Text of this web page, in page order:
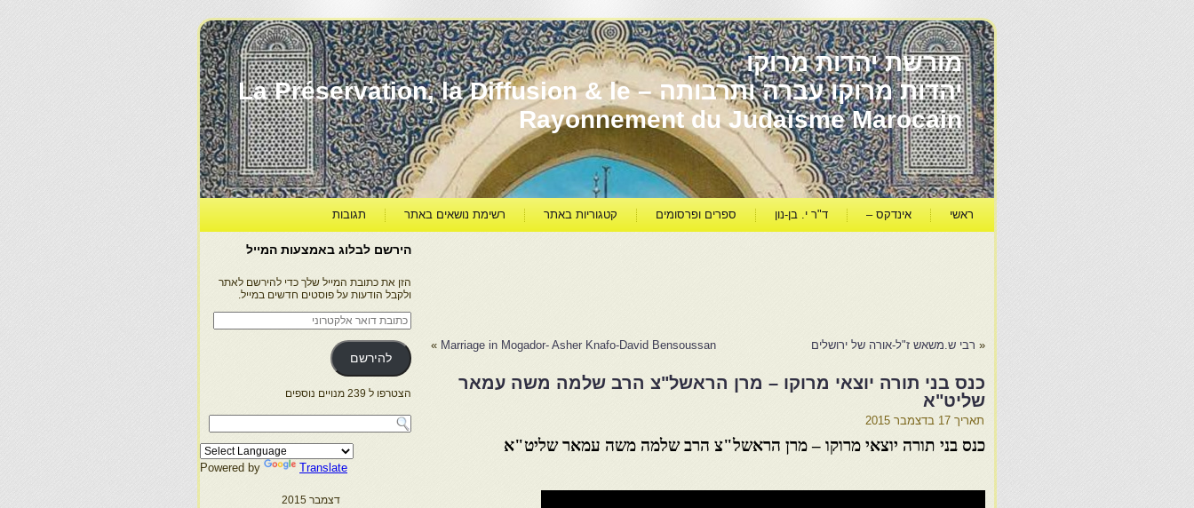
מורשת יהדות מרוקו
יהדות מרוקו עברה ותרבותה – La Préservation, la Diffusion & le
Rayonnement du Judaïsme Marocain
ראשי אינדקס – ד"ר י. בן-נון ספרים ופרסומים קטגוריות באתר רשימת נושאים באתר תגובות
« רבי ש.משאש ז"ל-אורה של ירושלים Marriage in Mogador- Asher Knafo-David Bensoussan
»
כנס בני תורה יוצאי מרוקו – מרן הראשל"צ הרב שלמה משה עמאר
שליט"א
תאריך 17 בדצמבר 2015
כנס בני תורה יוצאי מרוקו – מרן הראשל"צ הרב שלמה משה עמאר שליט"א
הירשם לבלוג באמצעות המייל
הזן את כתובת המייל שלך כדי להירשם לאתר
ולקבל הודעות על פוסטים חדשים במייל.
כתובת
דואר
אלקטרוני
להירשם
הצטרפו ל 239 מנויים נוספים
Powered by Translate
דצמבר 2015